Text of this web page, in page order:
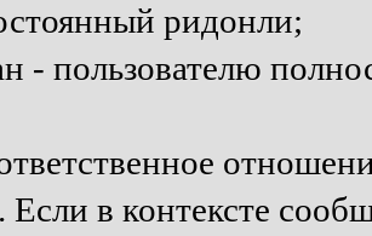
ридонли;
в контексте